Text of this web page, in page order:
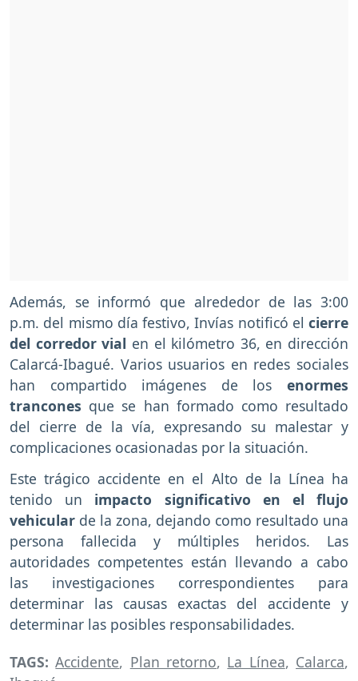
Además, se informó que alrededor de las 3:00
p.m. del mismo día festivo, Invías notificó el cierre
del corredor vial en el kilómetro 36, en dirección
Calarcá-Ibagué. Varios usuarios en redes sociales
han compartido imágenes de los enormes
trancones que se han formado como resultado
del cierre de la vía, expresando su malestar y
complicaciones ocasionadas por la situación.
Este trágico accidente en el Alto de la Línea ha
tenido un impacto significativo en el flujo
vehicular de la zona, dejando como resultado una
persona fallecida y múltiples heridos. Las
autoridades competentes están llevando a cabo
las investigaciones correspondientes para
determinar las causas exactas del accidente y
determinar las posibles responsabilidades.
TAGS:Accidente, Plan retorno, La Línea, Calarca,